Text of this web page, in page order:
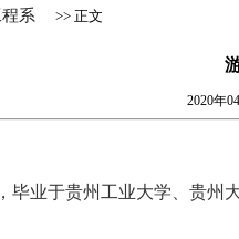
系 >> 正文
2020年
毕业于贵州工业大学、贵州